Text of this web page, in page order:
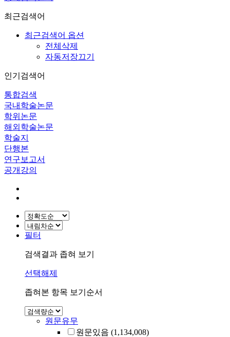
최근검색어
최근검색어 옵션
전체삭제
자동저장끄기
인기검색어
통합검색
국내학술논문
학위논문
해외학술논문
학술지
단행본
연구보고서
공개강의
필터
검색결과 좁혀 보기
선택해제
좁혀본 항목 보기순서
원문유무
원문있음 (1,134,008)